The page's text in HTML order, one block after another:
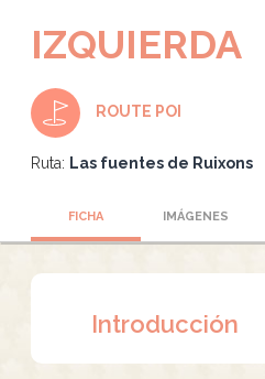
IZQUIERDA
ROUTE POI
Ruta: Las fuentes de Ruixons
FICHA IMÁGENES
Introducción